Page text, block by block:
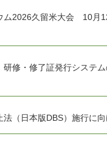
ム2026久留米大会 10月
修・修了証発行システ
法（日本版DBS）施行に